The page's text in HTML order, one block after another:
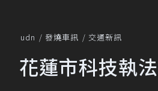
udn 發燒車訊 交通新訊
花蓮市科技執